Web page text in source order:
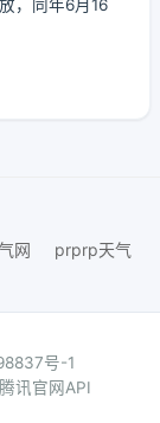
，同年6月16
网
prprp天气
号-1
讯官网API